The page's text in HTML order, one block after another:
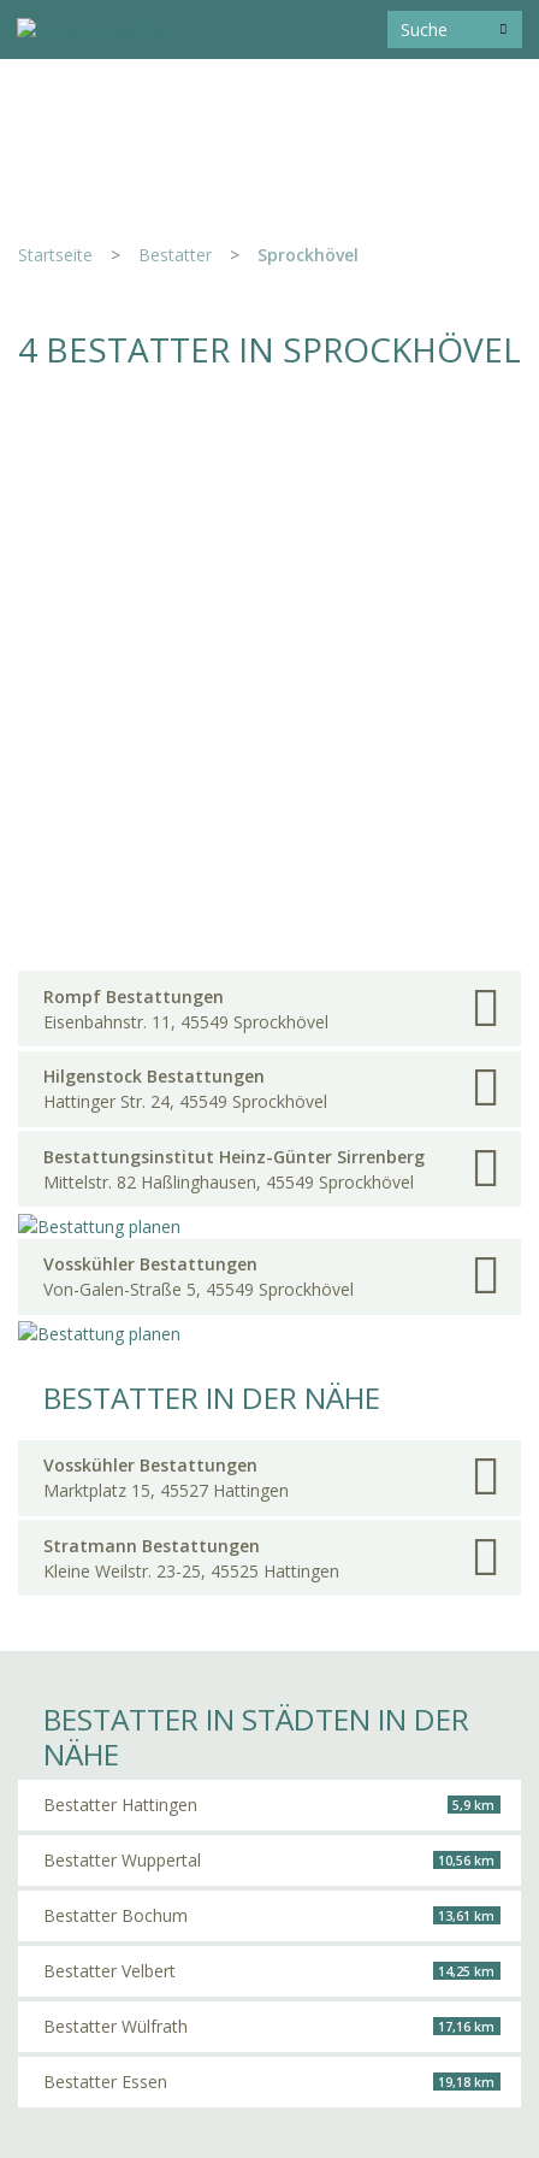
Startseite > Bestatter > Sprockhövel
4 BESTATTER IN SPROCKHÖVEL
Rompf Bestattungen
Eisenbahnstr. 11, 45549 Sprockhövel
Hilgenstock Bestattungen
Hattinger Str. 24, 45549 Sprockhövel
Bestattungsinstitut Heinz-Günter Sirrenberg
Mittelstr. 82 Haßlinghausen, 45549 Sprockhövel
Vosskühler Bestattungen
Von-Galen-Straße 5, 45549 Sprockhövel
BESTATTER IN DER NÄHE
Vosskühler Bestattungen
Marktplatz 15, 45527 Hattingen
Stratmann Bestattungen
Kleine Weilstr. 23-25, 45525 Hattingen
BESTATTER IN STÄDTEN IN DER
NÄHE
Bestatter Hattingen 5,9 km
Bestatter Wuppertal 10,56 km
Bestatter Bochum 13,61 km
Bestatter Velbert 14,25 km
Bestatter Wülfrath 17,16 km
Bestatter Essen 19,18 km